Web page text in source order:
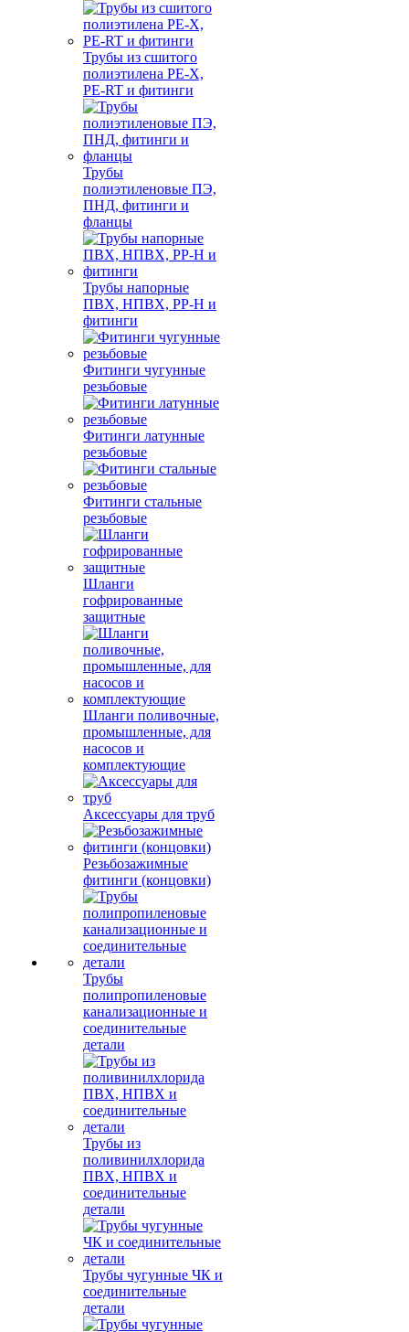
Трубы из сшитого
полиэтилена PE-X,
PE-RT и фитинги
Трубы
полиэтиленовые ПЭ,
ПНД, фитинги и
фланцы
Трубы напорные
ПВХ, НПВХ, PP-H и
фитинги
Фитинги чугунные
резьбовые
Фитинги латунные
резьбовые
Фитинги стальные
резьбовые
Шланги
гофрированные
защитные
Шланги поливочные,
промышленные, для
насосов и
комплектующие
Аксессуары для труб
Резьбозажимные
фитинги (концовки)
Трубы
полипропиленовые
канализационные и
соединительные
детали
Трубы из
поливинилхлорида
ПВХ, НПВХ и
соединительные
детали
Трубы чугунные ЧК и
соединительные
детали